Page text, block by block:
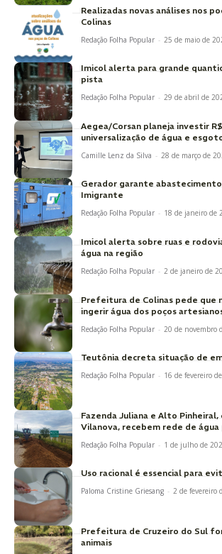
Realizadas novas análises nos
Colinas
Redação Folha Popular - 25 de maio de
Imicol alerta para grande
pista
Redação Folha Popular - 29 de abril de
Aegea/Corsan planeja investir R$
universalização de água e
Camille Lenz da Silva - 28 de março de
Gerador garante
Imigrante
Redação Folha Popular - 18 de janeiro de
Imicol alerta sobre ruas e
água na região
Redação Folha Popular - 2 de janeiro de
Prefeitura de Colinas pede que
ingerir água dos poços
Redação Folha Popular - 20 de novembro
Teutônia decreta situação de
Redação Folha Popular - 16 de fevereiro
Fazenda Juliana e Alto Pinheiral,
Vilanova, recebem rede de
Redação Folha Popular - 1 de julho de
Uso racional é essencial para
Paloma Cristine Griesang - 2 de fevereiro
Prefeitura de Cruzeiro do Sul
animais